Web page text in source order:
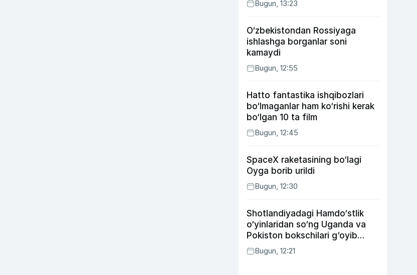
Bugun, 13:23
O‘zbekistondan Rossiyaga
ishlashga borganlar soni
kamaydi
Bugun, 12:55
Hatto fantastika ishqibozlari
bo‘lmaganlar ham ko‘rishi kerak
bo‘lgan 10 ta film
Bugun, 12:45
SpaceX raketasining bo‘lagi
Oyga borib urildi
Bugun, 12:30
Shotlandiyadagi Hamdo‘stlik
o‘yinlaridan so‘ng Uganda va
Pokiston bokschilari g‘oyib
bo‘ldiBugun, 12:21